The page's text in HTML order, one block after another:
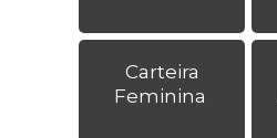
Carteira
Feminina